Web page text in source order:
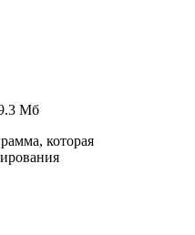
Мб
которая